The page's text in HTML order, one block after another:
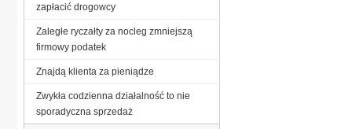
zapłacić drogowcy
Zaległe ryczałty za nocleg zmniejszą
firmowy podatek
Znajdą klienta za pieniądze
Zwykła codzienna działalność to nie
sporadyczna sprzedaż